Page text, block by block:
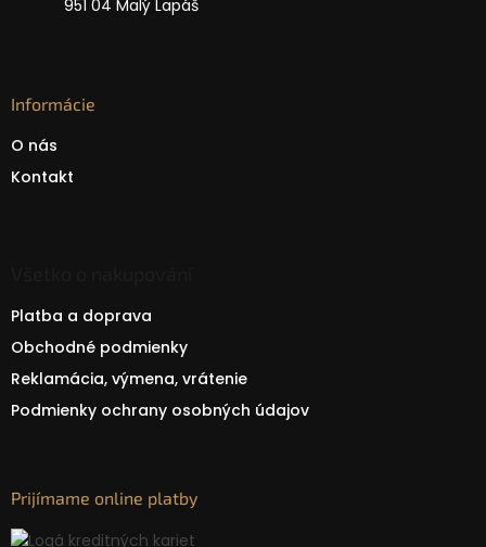
951 04 Malý Lapáš
Informácie
O nás
Kontakt
Platba a doprava
Obchodné podmienky
Reklamácia, výmena, vrátenie
Podmienky ochrany osobných údajov
Prijímame online platby